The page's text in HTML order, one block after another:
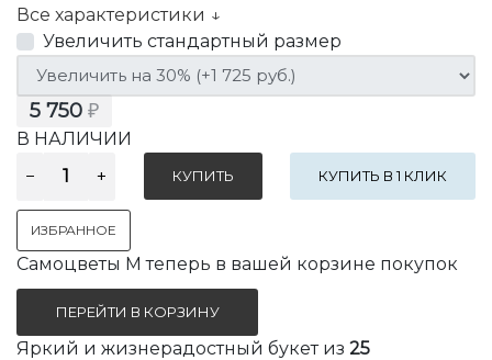
Все характеристики ↓
Увеличить стандартный размер
5 750 ₽
В НАЛИЧИИ
КУПИТЬ В 1 КЛИК
ИЗБРАННОЕ
Самоцветы M теперь в вашей корзине покупок
ПЕРЕЙТИ В КОРЗИНУ
Яркий и жизнерадостный букет из 25